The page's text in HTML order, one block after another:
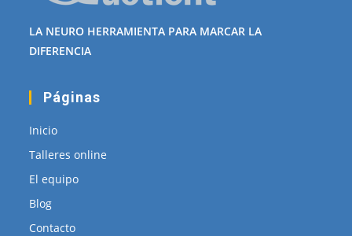
LA NEURO HERRAMIENTA PARA MARCAR LA
DIFERENCIA
Páginas
Inicio
Talleres online
El equipo
Blog
Contacto